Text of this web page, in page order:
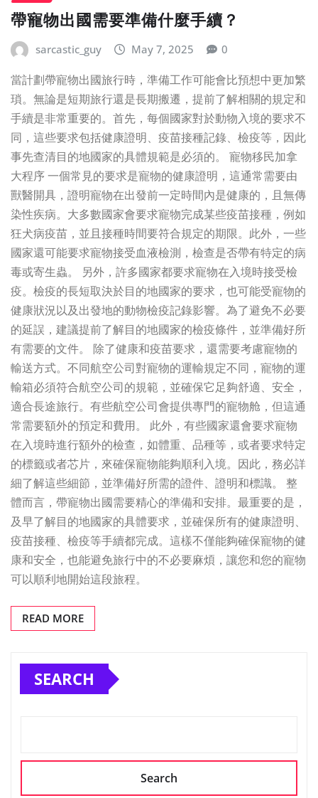
帶寵物出國需要準備什麼手續？
sarcastic_guy May 7, 2025 0
當計劃帶寵物出國旅行時，準備工作可能會比預想中更加繁
瑣。無論是短期旅行還是長期搬遷，提前了解相關的規定和
手續是非常重要的。首先，每個國家對於動物入境的要求不
同，這些要求包括健康證明、疫苗接種記錄、檢疫等，因此
事先查清目的地國家的具體規範是必須的。 寵物移民加拿
大程序 一個常見的要求是寵物的健康證明，這通常需要由
獸醫開具，證明寵物在出發前一定時間內是健康的，且無傳
染性疾病。大多數國家會要求寵物完成某些疫苗接種，例如
狂犬病疫苗，並且接種時間要符合規定的期限。此外，一些
國家還可能要求寵物接受血液檢測，檢查是否帶有特定的病
毒或寄生蟲。 另外，許多國家都要求寵物在入境時接受檢
疫。檢疫的長短取決於目的地國家的要求，也可能受寵物的
健康狀況以及出發地的動物檢疫記錄影響。為了避免不必要
的延誤，建議提前了解目的地國家的檢疫條件，並準備好所
有需要的文件。 除了健康和疫苗要求，還需要考慮寵物的
輸送方式。不同航空公司對寵物的運輸規定不同，寵物的運
輸箱必須符合航空公司的規範，並確保它足夠舒適、安全，
適合長途旅行。有些航空公司會提供專門的寵物舱，但這通
常需要額外的預定和費用。 此外，有些國家還會要求寵物
在入境時進行額外的檢查，如體重、品種等，或者要求特定
的標籤或者芯片，來確保寵物能夠順利入境。因此，務必詳
細了解這些細節，並準備好所需的證件、證明和標識。 整
體而言，帶寵物出國需要精心的準備和安排。最重要的是，
及早了解目的地國家的具體要求，並確保所有的健康證明、
疫苗接種、檢疫等手續都完成。這樣不僅能夠確保寵物的健
康和安全，也能避免旅行中的不必要麻煩，讓您和您的寵物
可以順利地開始這段旅程。
READ MORE
SEARCH
Search